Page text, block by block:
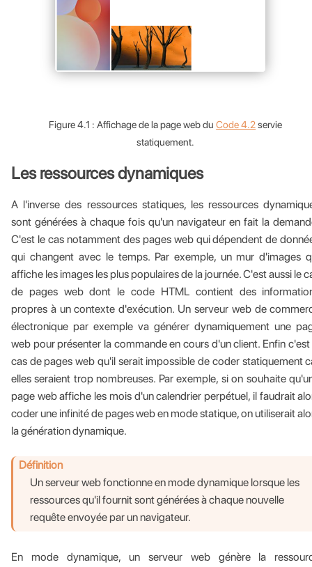
Figure 4.1 : Affichage de la page web duCode 4.2servie
statiquement.
Les ressources dynamiques
A l'inverse des ressources statiques, les ressources
sont générées à chaque fois qu'un navigateur en fait la
C'est le cas notamment des pages web qui dépendent de
qui changent avec le temps. Par exemple, un mur d'images
affiche les images les plus populaires de la journée. C'est aussi le
de pages web dont le code HTML contient des
propres à un contexte d'exécution. Un serveur web de
électronique par exemple va générer dynamiquement une
web pour présenter la commande en cours d'un client. Enfin c'est
cas de pages web qu'il serait impossible de coder statiquement
elles seraient trop nombreuses. Par exemple, si on souhaite
page web affiche les mois d'un calendrier perpétuel, il faudrait
coder une infinité de pages web en mode statique, on utiliserait
la génération dynamique.
Définition
Un serveur web fonctionne en mode dynamique lorsque les
ressources qu'il fournit sont générées à chaque nouvelle
requête envoyée par un navigateur.
En mode dynamique, un serveur web génère la